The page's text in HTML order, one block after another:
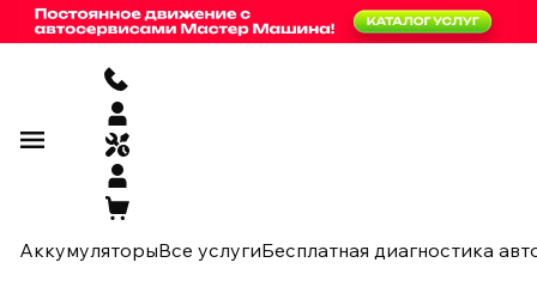
АккумуляторыВсе услугиБесплатная диагностика